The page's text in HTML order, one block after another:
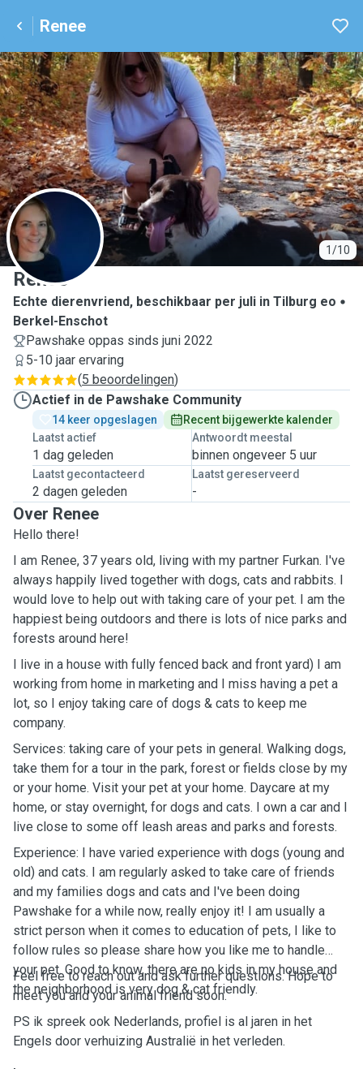
Renee
1/10
R
Renee
Echte dierenvriend, beschikbaar per juli in Tilburg eo
Berkel-Enschot
Pawshake oppas sinds juni 2022
5-10 jaar ervaring
(5 beoordelingen)
Actief in de Pawshake Community
14 keer opgeslagen
Recent bijgewerkte kalender
Laatst actief
1 dag geleden
Antwoordt meestal
binnen ongeveer 5 uur
Laatst gecontacteerd
2 dagen geleden
Laatst gereserveerd
-
Over Renee
Hello there!
I am Renee, 37 years old, living with my partner Furkan. I've
always happily lived together with dogs, cats and rabbits. I
would love to help out with taking care of your pet. I am the
happiest being outdoors and there is lots of nice parks and
forests around here!
I live in a house with fully fenced back and front yard) I am
working from home in marketing and I miss having a pet a
lot, so I enjoy taking care of dogs & cats to keep me
company.
Services: taking care of your pets in general. Walking dogs,
take them for a tour in the park, forest or fields close by my
or your home. Visit your pet at your home. Daycare at my
home, or stay overnight, for dogs and cats. I own a car and I
live close to some off leash areas and parks and forests.
Experience: I have varied experience with dogs (young and
old) and cats. I am regularly asked to take care of friends
and my families dogs and cats and I've been doing
Pawshake for a while now, really enjoy it! I am usually a
strict person when it comes to education of pets, I like to
follow rules so please share how you like me to handle
your pet. Good to know, there are no kids in my house and
the neighborhood is very dog & cat friendly.
Feel free to reach out and ask further questions. Hope to
meet you and your animal friend soon.
PS ik spreek ook Nederlands, profiel is al jaren in het
Engels door verhuizing Australië in het verleden.